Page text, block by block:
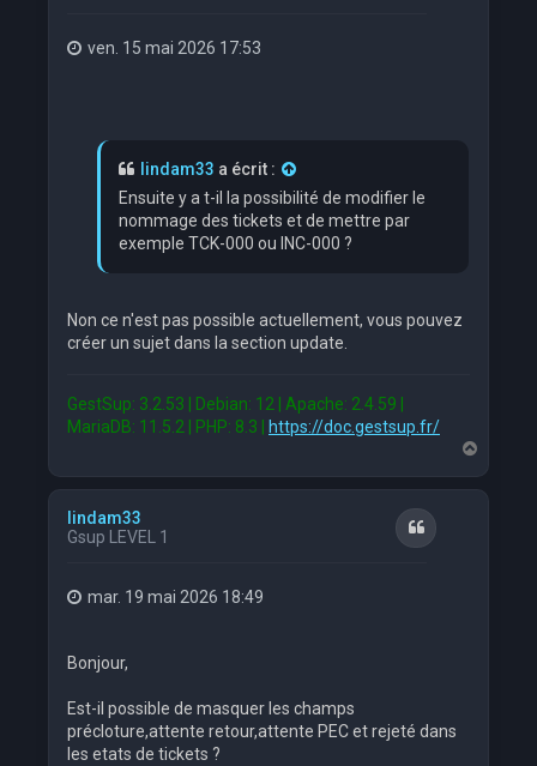
ven. 15 mai 2026 17:53
lindam33 a écrit :
Ensuite y a t-il la possibilité de modifier le
nommage des tickets et de mettre par
exemple TCK-000 ou INC-000 ?
Non ce n'est pas possible actuellement, vous pouvez
créer un sujet dans la section update.
GestSup: 3.2.53 | Debian: 12 | Apache: 2.4.59 |
MariaDB: 11.5.2 | PHP: 8.3 |
https://doc.gestsup.fr/
a
lindam33
Gsup LEVEL 1
Citation
mar. 19 mai 2026 18:49
Bonjour,
Est-il possible de masquer les champs
précloture,attente retour,attente PEC et rejeté dans
les etats de tickets ?